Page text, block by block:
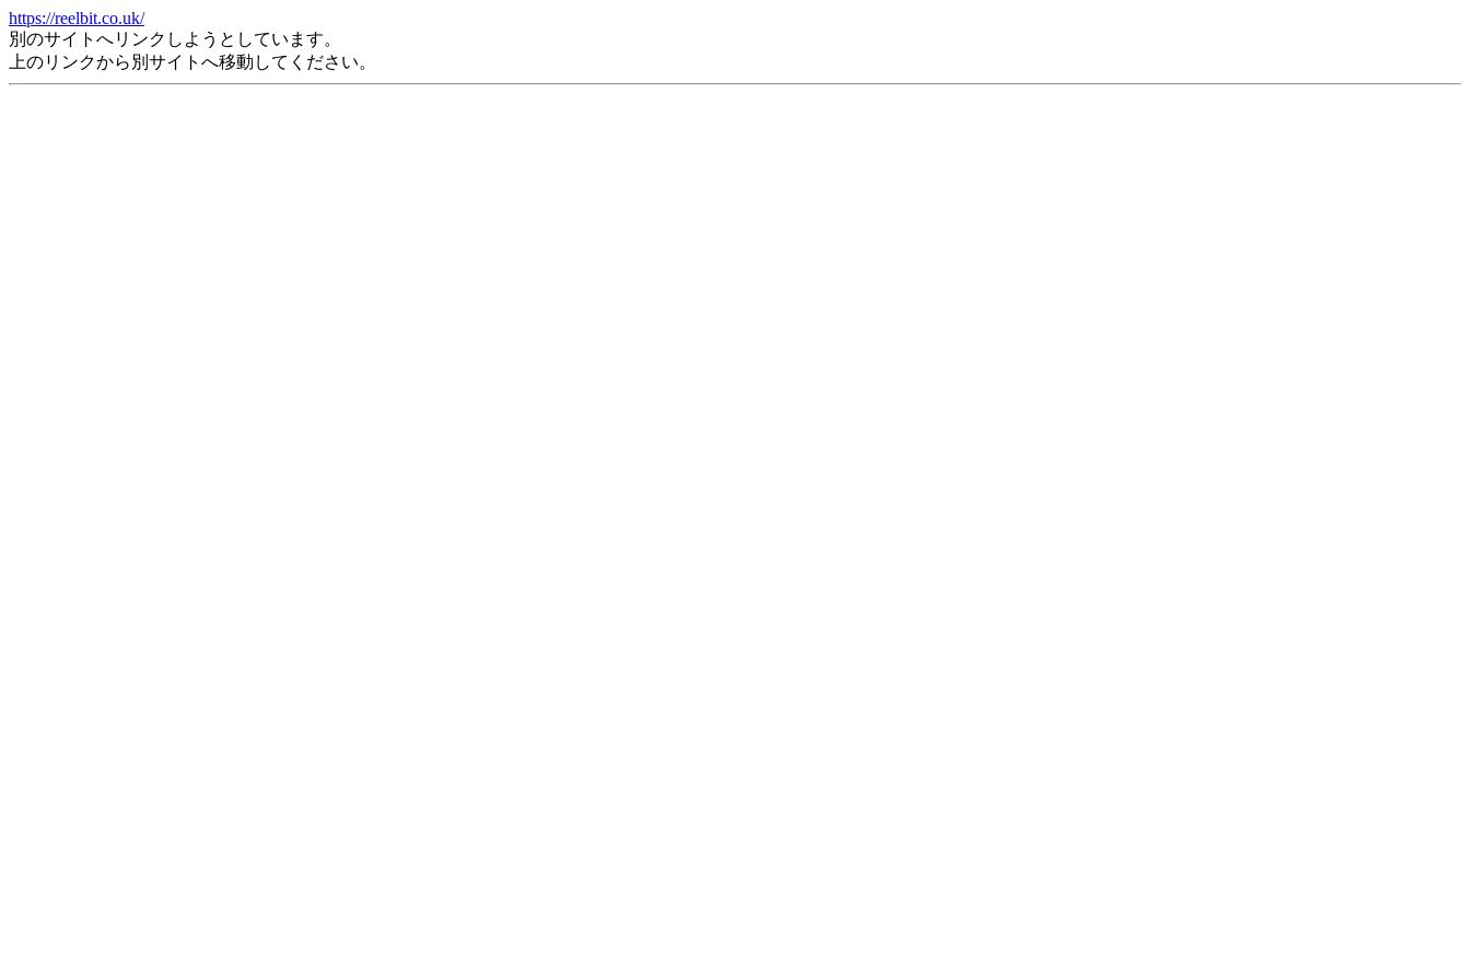
https://reelbit.co.uk/
別のサイトへリンクしようとしています。
上のリンクから別サイトへ移動してください。